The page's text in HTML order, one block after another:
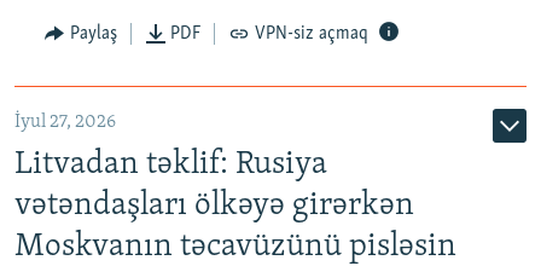
Paylaş PDF VPN-siz açmaq
İyul 27, 2026
Litvadan təklif: Rusiya
vətəndaşları ölkəyə girərkən
Moskvanın təcavüzünü pisləsin